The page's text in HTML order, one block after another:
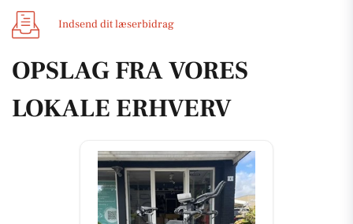
Indsend dit læserbidrag
OPSLAG FRA VORES
LOKALE ERHVERV